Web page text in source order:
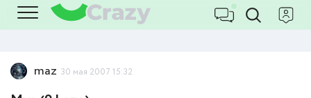
maz 30 мая 2007 15:32